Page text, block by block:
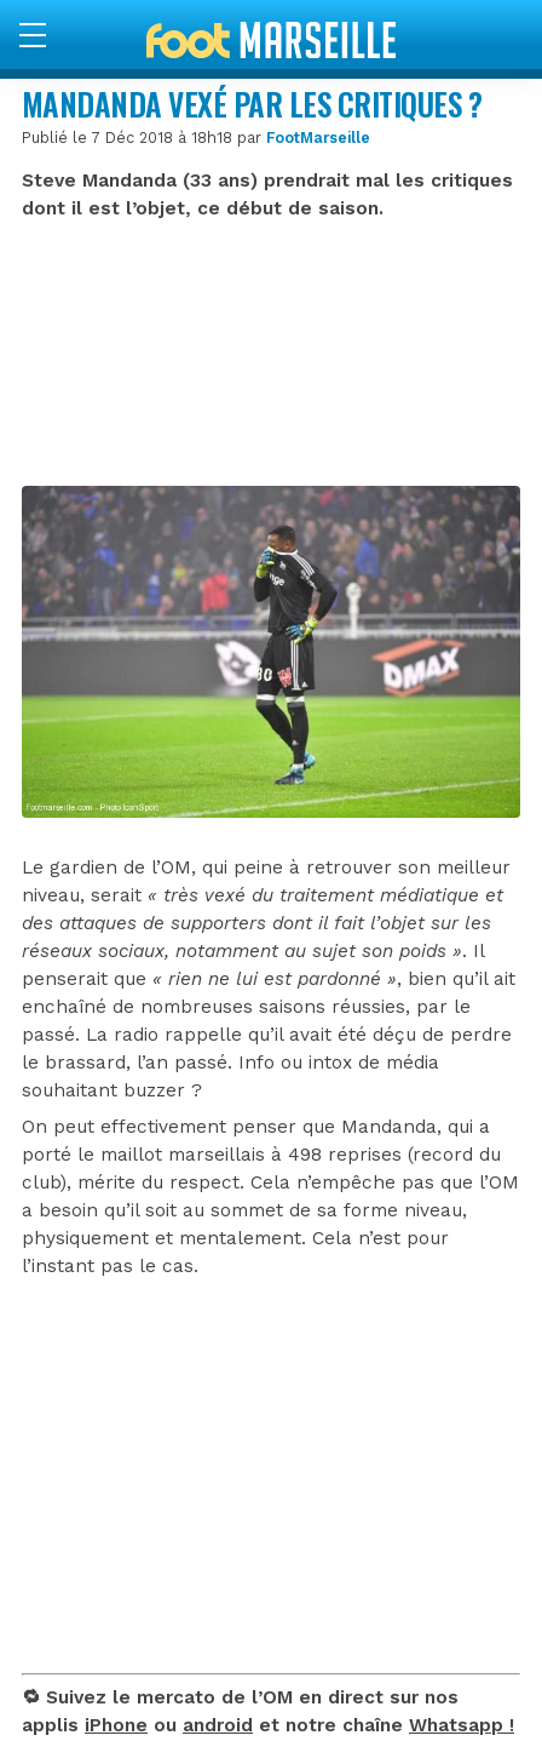
MANDANDA VEXÉ PAR LES CRITIQUES ?
Publié le 7 Déc 2018 à 18h18 par FootMarseille
Steve Mandanda (33 ans) prendrait mal les critiques
dont il est l’objet, ce début de saison.
Le gardien de l’OM, qui peine à retrouver son meilleur
niveau, serait « très vexé du traitement médiatique et
des attaques de supporters dont il fait l’objet sur les
réseaux sociaux, notamment au sujet son poids ». Il
penserait que « rien ne lui est pardonné », bien qu’il ait
enchaîné de nombreuses saisons réussies, par le
passé. La radio rappelle qu’il avait été déçu de perdre
le brassard, l’an passé. Info ou intox de média
souhaitant buzzer ?
On peut effectivement penser que Mandanda, qui a
porté le maillot marseillais à 498 reprises (record du
club), mérite du respect. Cela n’empêche pas que l’OM
a besoin qu’il soit au sommet de sa forme niveau,
physiquement et mentalement. Cela n’est pour
l’instant pas le cas.
🔁 Suivez le mercato de l’OM en direct sur nos
applis iPhone ou android et notre chaîne Whatsapp !